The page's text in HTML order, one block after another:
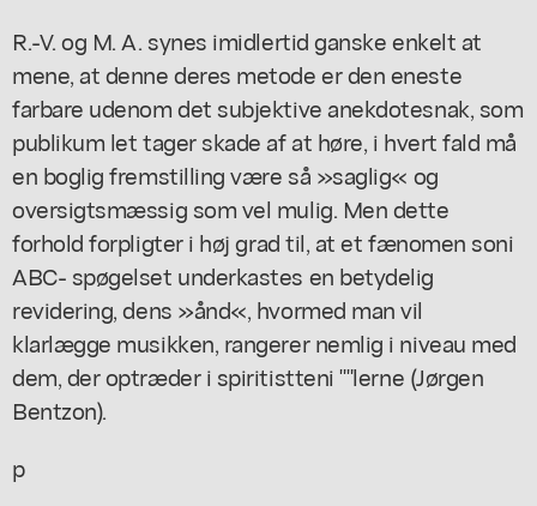
R.-V. og M. A. synes imidlertid ganske enkelt at
mene, at denne deres metode er den eneste
farbare udenom det subjektive anekdotesnak, som
publikum let tager skade af at høre, i hvert fald må
en boglig fremstilling være så »saglig« og
oversigtsmæssig som vel mulig. Men dette
forhold forpligter i høj grad til, at et fænomen soni
ABC- spøgelset underkastes en betydelig
revidering, dens »ånd«, hvormed man vil
klarlægge musikken, rangerer nemlig i niveau med
dem, der optræder i spiritistteni ""lerne (Jørgen
Bentzon).
p